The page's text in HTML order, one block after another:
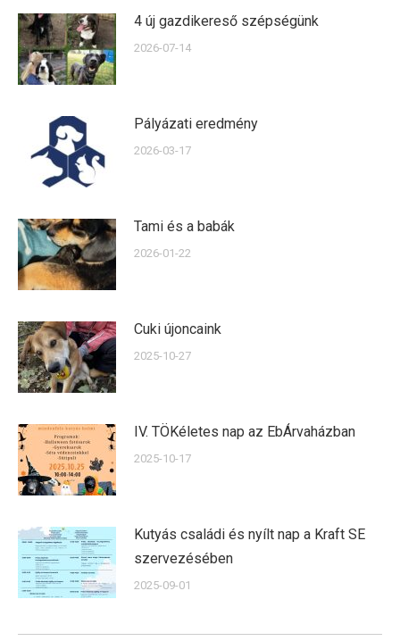
4 új gazdikereső szépségünk
2026-07-14
Pályázati eredmény
2026-03-17
Tami és a babák
2026-01-22
Cuki újoncaink
2025-10-27
IV. TÖKéletes nap az EbÁrvaházban
2025-10-17
Kutyás családi és nyílt nap a Kraft SE
szervezésében
2025-09-01